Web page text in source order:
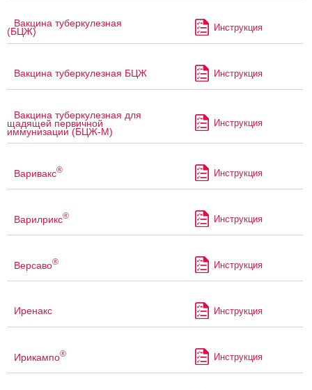
Вакцина туберкулезная
(БЦЖ) Инструкция
Вакцина туберкулезная БЦЖ Инструкция
Вакцина туберкулезная для
щадящей первичной
иммунизации (БЦЖ-М)
Инструкция
Варивакс® Инструкция
Варилрикс® Инструкция
Версаво® Инструкция
Иренакс Инструкция
Ирикампо® Инструкция